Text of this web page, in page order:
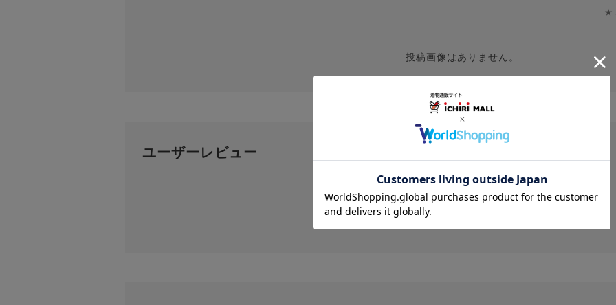
★
投稿画像はありません。
ユーザーレビュー
レビューはありません。